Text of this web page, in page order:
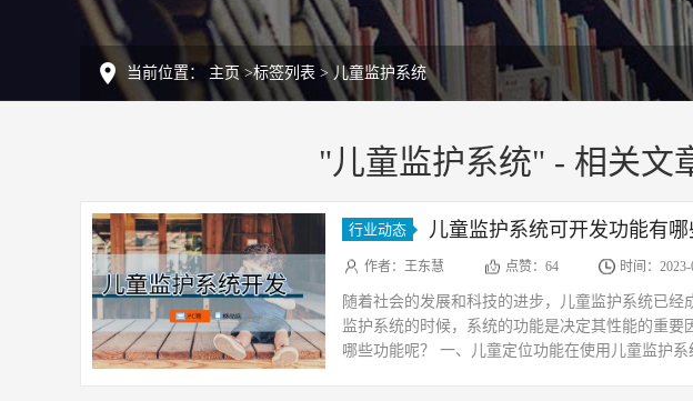
当前位置： 主页>标签列表 >儿童监护系统
"儿童监护系统" - 相关文
行业动态 儿童监护系统可开发功能有哪
作者：王东慧 点赞：64 时间：2023-
随着社会的发展和科技的进步，儿童监护系统已
监护系统的时候，系统的功能是决定其性能的重
哪些功能呢？ 一、儿童定位功能在使用儿童监护